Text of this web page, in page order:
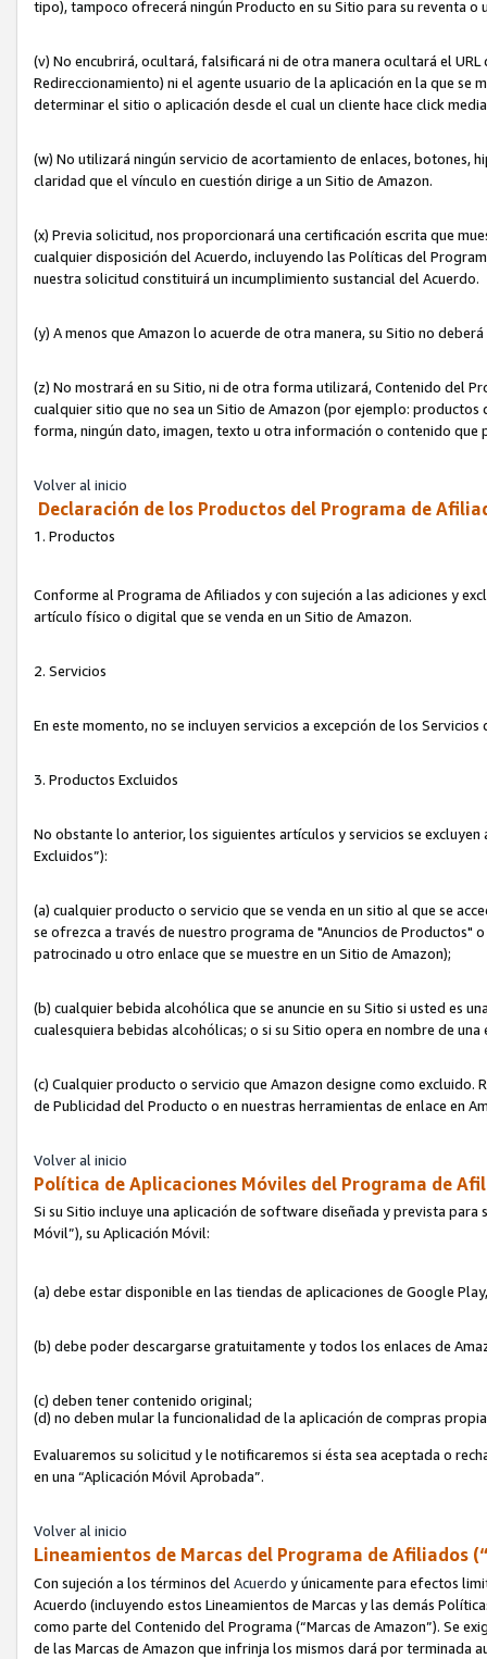
tipo), tampoco ofrecerá ningún Producto en su Sitio para su reventa o
(v) No encubrirá, ocultará, falsificará ni de otra manera ocultará el
Redireccionamiento) ni el agente usuario de la aplicación en la que
determinar el sitio o aplicación desde el cual un cliente hace click
(w) No utilizará ningún servicio de acortamiento de enlaces, botones,
claridad que el vínculo en cuestión dirige a un Sitio de Amazon.
(x) Previa solicitud, nos proporcionará una certificación escrita que
cualquier disposición del Acuerdo, incluyendo las Políticas del
nuestra solicitud constituirá un incumplimiento sustancial del Acuerdo.
(y) A menos que Amazon lo acuerde de otra manera, su Sitio no
(z) No mostrará en su Sitio, ni de otra forma utilizará, Contenido del
cualquier sitio que no sea un Sitio de Amazon (por ejemplo:
forma, ningún dato, imagen, texto u otra información o contenido
Volver al inicio
Declaración de los Productos del Programa de
1. Productos
Conforme al Programa de Afiliados y con sujeción a las adiciones y
artículo físico o digital que se venda en un Sitio de Amazon.
2. Servicios
En este momento, no se incluyen servicios a excepción de los
3. Productos Excluidos
No obstante lo anterior, los siguientes artículos y servicios se
Excluidos”):
(a) cualquier producto o servicio que se venda en un sitio al que se
se ofrezca a través de nuestro programa de "Anuncios de Productos"
patrocinado u otro enlace que se muestre en un Sitio de Amazon);
(b) cualquier bebida alcohólica que se anuncie en su Sitio si usted es
cualesquiera bebidas alcohólicas; o si su Sitio opera en nombre de
(c) Cualquier producto o servicio que Amazon designe como excluido.
de Publicidad del Producto o en nuestras herramientas de enlace en
Volver al inicio
Política de Aplicaciones Móviles del Programa de
Si su Sitio incluye una aplicación de software diseñada y prevista
Móvil”), su Aplicación Móvil:
(a) debe estar disponible en las tiendas de aplicaciones de Google
(b) debe poder descargarse gratuitamente y todos los enlaces de
(c) deben tener contenido original;
(d) no deben mular la funcionalidad de la aplicación de compras
Evaluaremos su solicitud y le notificaremos si ésta sea aceptada o
en una “Aplicación Móvil Aprobada”.
Volver al inicio
Lineamientos de Marcas del Programa de Afiliados
Con sujeción a los términos del Acuerdo y únicamente para efectos
Acuerdo (incluyendo estos Lineamientos de Marcas y las demás
como parte del Contenido del Programa (“Marcas de Amazon”). Se
de las Marcas de Amazon que infrinja los mismos dará por terminada